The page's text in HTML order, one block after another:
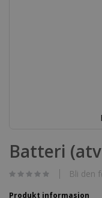
til
begynnelsen
bildegalleri
Batteri
Bli den
Produkt informasjon